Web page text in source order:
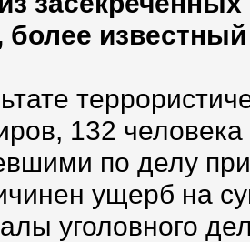
более
132
по делу
ущерб на
уголовного